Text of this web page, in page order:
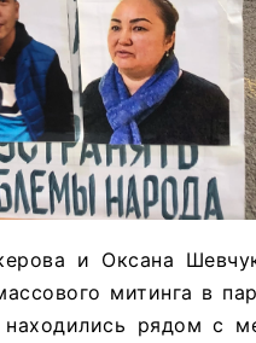
и Оксана
митинга в
рядом с